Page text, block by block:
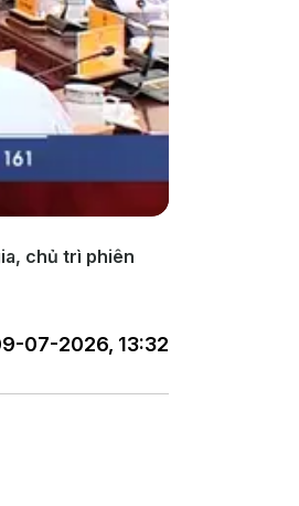
chủ trì phiên
07-2026, 13:32